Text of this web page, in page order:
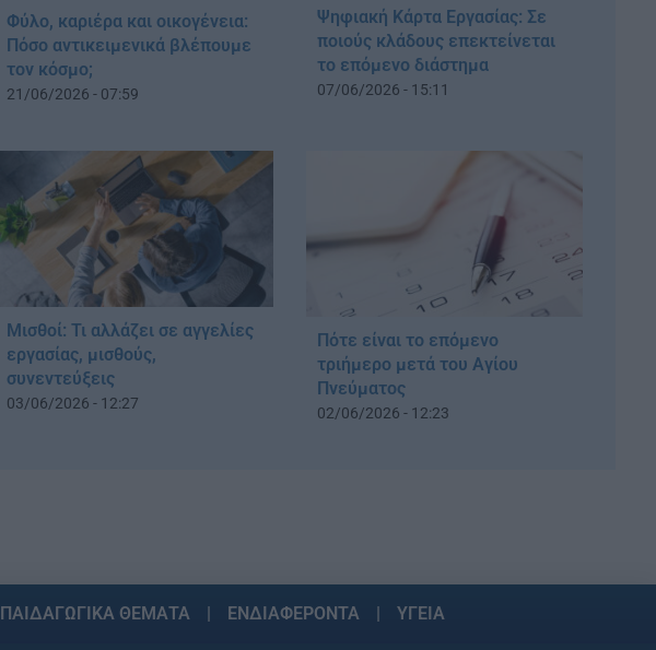
Φύλο, καριέρα και οικογένεια:
Πόσο αντικειμενικά βλέπουμε
τον κόσμο;
21/06/2026 - 07:59
Ψηφιακή Κάρτα Εργασίας: Σε
ποιούς κλάδους επεκτείνεται
το επόμενο διάστημα
07/06/2026 - 15:11
Μισθοί: Τι αλλάζει σε αγγελίες
εργασίας, μισθούς,
συνεντεύξεις
03/06/2026 - 12:27
Πότε είναι το επόμενο
τριήμερο μετά του Αγίου
Πνεύματος
02/06/2026 - 12:23
ΠΑΙΔΑΓΩΓΙΚΑ ΘΕΜΑΤΑ ΕΝΔΙΑΦΕΡΟΝΤΑ ΥΓΕΙΑ